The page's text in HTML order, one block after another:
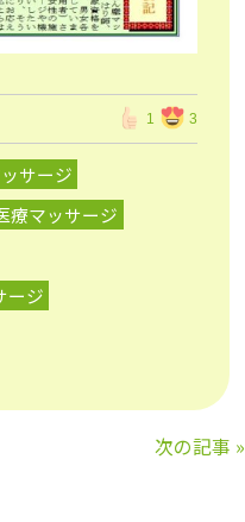
1 3
サージ
マッサージ
ージ
次の記事 »